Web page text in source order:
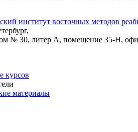
институт восточных методов
№ 30, литер А, помещение 35-Н,
курсов
материалы